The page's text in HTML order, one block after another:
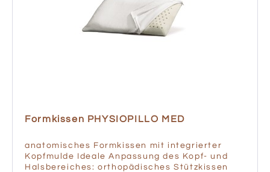
Formkissen PHYSIOPILLO MED
anatomisches Formkissen mit integrierter
Kopfmulde Ideale Anpassung des Kopf- und
Halsbereiches: orthopädisches Stützkissen